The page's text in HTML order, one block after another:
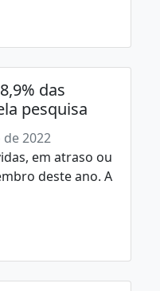
das
pesquisa
2022
em atraso ou
deste ano. A